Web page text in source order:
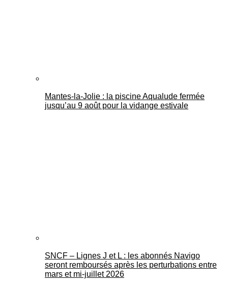
Mantes-la-Jolie : la piscine Aqualude fermée
jusqu’au 9 août pour la vidange estivale
SNCF – Lignes J et L : les abonnés Navigo
seront remboursés après les perturbations entre
mars et mi-juillet 2026